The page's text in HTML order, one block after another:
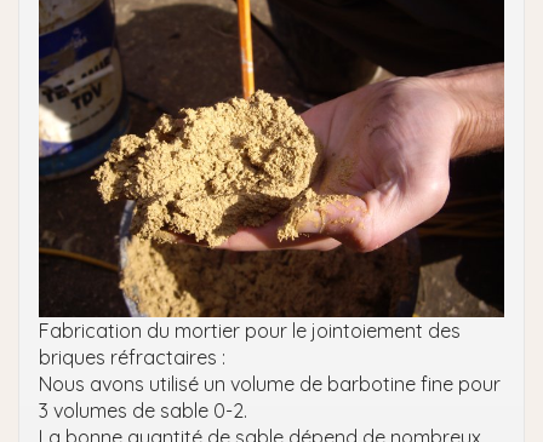
Fabrication du mortier pour le jointoiement des
briques réfractaires :
Nous avons utilisé un volume de barbotine fine pour
3 volumes de sable 0-2.
La bonne quantité de sable dépend de nombreux